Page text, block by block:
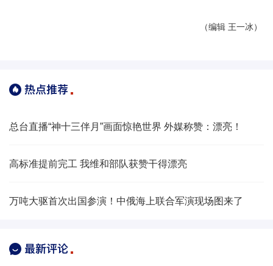
（编辑 王一冰）
总台直播“神十三伴月”画面惊艳世界 外媒称赞：漂亮！
高标准提前完工 我维和部队获赞干得漂亮
万吨大驱首次出国参演！中俄海上联合军演现场图来了